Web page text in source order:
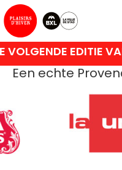
VOLGENDE EDITIE
Een echte